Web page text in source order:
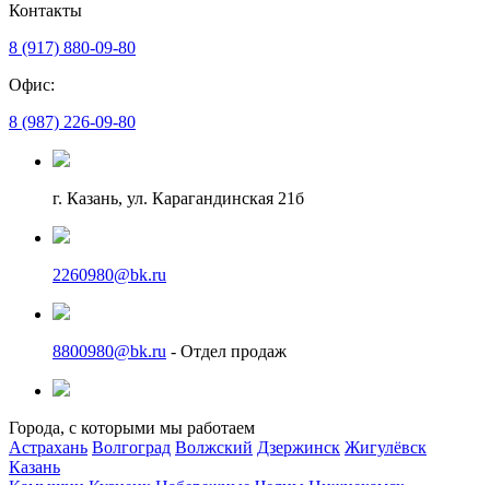
Контакты
8 (917) 880-09-80
Офис:
8 (987) 226-09-80
г. Казань, ул. Карагандинская 21б
2260980@bk.ru
8800980@bk.ru - Отдел продаж
Города, с которыми мы работаем
Астрахань Волгоград Волжский Дзержинск Жигулёвск
Казань